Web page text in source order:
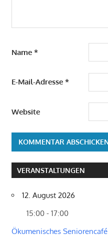
Name *
E-Mail-Adresse *
Website
VERANSTALTUNGEN
12. August 2026
15:00 - 17:00
Ökumenisches Seniorencafé